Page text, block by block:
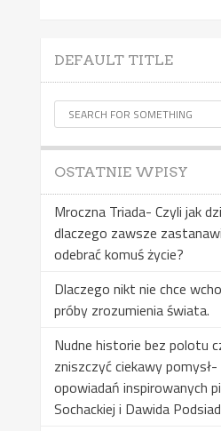
DEFAULT TITLE
OSTATNIE WPISY
Mroczna Triada- Czyli jak
dlaczego zawsze
odebrać komuś życie?
Dlaczego nikt nie chce
próby zrozumienia świata.
Nudne historie bez polotu
zniszczyć ciekawy pomysł-
opowiadań inspirowanych
Sochackiej i Dawida